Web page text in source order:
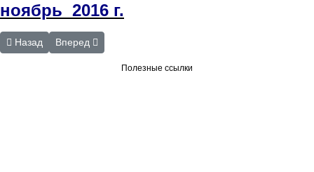
ноябрь 2016 г.
Предыдущий: Июнь 2016 г.
Назад Следующий: «Правовое обеспечение социальной
Вперед
Полезные ссылки